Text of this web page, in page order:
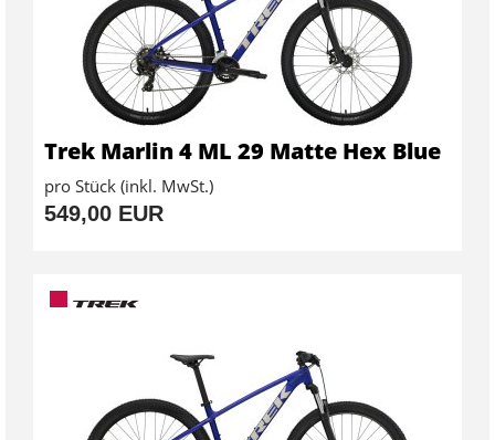
Trek Marlin 4 ML 29 Matte Hex Blue
pro Stück (inkl. MwSt.)
549,00 EUR